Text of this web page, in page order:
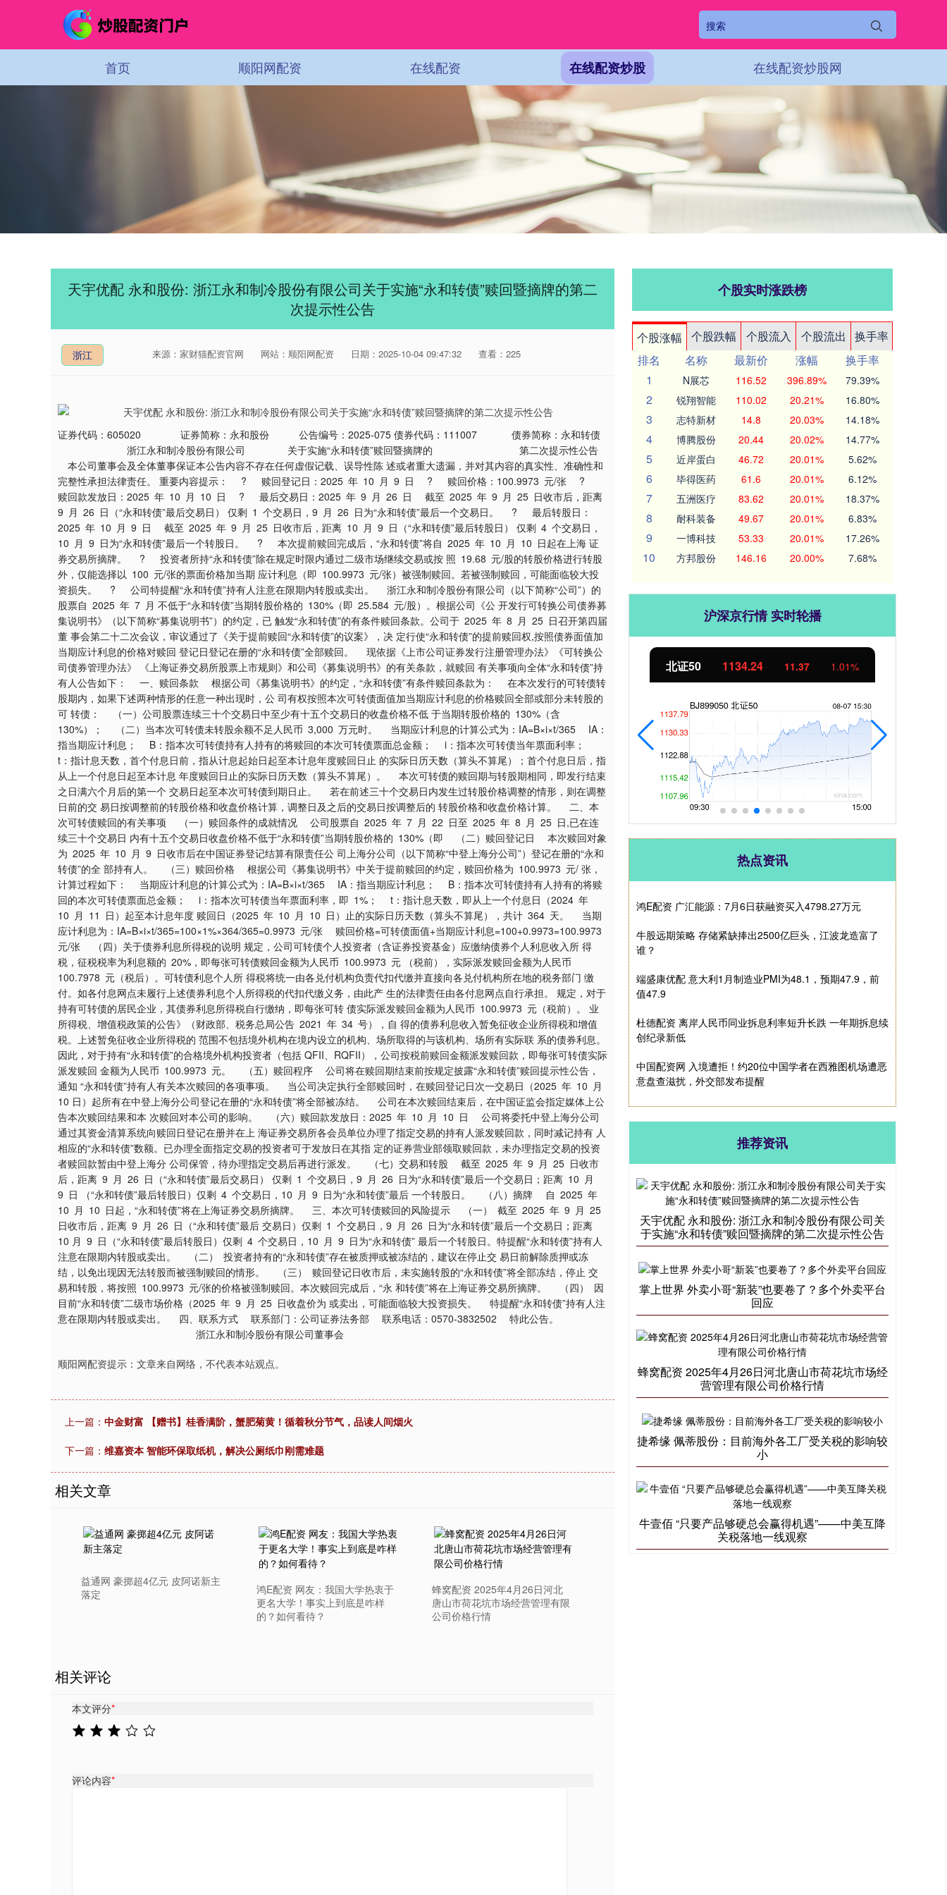
首页 顺阳网配资 在线配资 在线配资炒股 在线配资炒股网
天宇优配 永和股份: 浙江永和制冷股份有限公司关于实施“永和转债”赎回暨摘牌的第二
次提示性公告
浙江 来源：家财猫配资官网 网站：顺阳网配资 日期：2025-10-04 09:47:32 查看：225
证券代码：605020 证券简称：永和股份 公告编号：2025-075 债券代码：111007 债券简称：永和转债
浙江永和制冷股份有限公司 关于实施“永和转债”赎回暨摘牌的 第二次提示性公告
本公司董事会及全体董事保证本公告内容不存在任何虚假记载、误导性陈 述或者重大遗漏，并对其内容的真实性、准确性和
完整性承担法律责任。 重要内容提示： ? 赎回登记日：2025 年 10 月 9 日 ? 赎回价格：100.9973 元/张 ?
赎回款发放日：2025 年 10 月 10 日 ? 最后交易日：2025 年 9 月 26 日 截至 2025 年 9 月 25 日收市后，距离
9 月 26 日（“永和转债”最后交易日） 仅剩 1 个交易日，9 月 26 日为“永和转债”最后一个交易日。 ? 最后转股日：
2025 年 10 月 9 日 截至 2025 年 9 月 25 日收市后，距离 10 月 9 日（“永和转债”最后转股日） 仅剩 4 个交易日，
10 月 9 日为“永和转债”最后一个转股日。 ? 本次提前赎回完成后，“永和转债”将自 2025 年 10 月 10 日起在上海 证
券交易所摘牌。 ? 投资者所持“永和转债”除在规定时限内通过二级市场继续交易或按 照 19.68 元/股的转股价格进行转股
外，仅能选择以 100 元/张的票面价格加当期 应计利息（即 100.9973 元/张）被强制赎回。若被强制赎回，可能面临较大投
资损失。 ? 公司特提醒“永和转债”持有人注意在限期内转股或卖出。 浙江永和制冷股份有限公司（以下简称“公司”）的
股票自 2025 年 7 月 不低于“永和转债”当期转股价格的 130%（即 25.584 元/股）。根据公司《公 开发行可转换公司债券募
集说明书》（以下简称“募集说明书”）的约定，已 触发“永和转债”的有条件赎回条款。公司于 2025 年 8 月 25 日召开第四届
董 事会第二十二次会议，审议通过了《关于提前赎回“永和转债”的议案》，决 定行使“永和转债”的提前赎回权,按照债券面值加
当期应计利息的价格对赎回 登记日登记在册的“永和转债”全部赎回。 现依据《上市公司证券发行注册管理办法》《可转换公
司债券管理办法》 《上海证券交易所股票上市规则》和公司《募集说明书》的有关条款，就赎回 有关事项向全体“永和转债”持
有人公告如下： 一、赎回条款 根据公司《募集说明书》的约定，“永和转债”有条件赎回条款为： 在本次发行的可转债转
股期内，如果下述两种情形的任意一种出现时，公 司有权按照本次可转债面值加当期应计利息的价格赎回全部或部分未转股的
可 转债： （一）公司股票连续三十个交易日中至少有十五个交易日的收盘价格不低 于当期转股价格的 130%（含
130%）； （二）当本次可转债未转股余额不足人民币 3,000 万元时。 当期应计利息的计算公式为：IA=B×i×t/365 IA：
指当期应计利息； B：指本次可转债持有人持有的将赎回的本次可转债票面总金额； i：指本次可转债当年票面利率；
t：指计息天数，首个付息日前，指从计息起始日起至本计息年度赎回日止 的实际日历天数（算头不算尾）；首个付息日后，指
从上一个付息日起至本计息 年度赎回日止的实际日历天数（算头不算尾）。 本次可转债的赎回期与转股期相同，即发行结束
之日满六个月后的第一个 交易日起至本次可转债到期日止。 若在前述三十个交易日内发生过转股价格调整的情形，则在调整
日前的交 易日按调整前的转股价格和收盘价格计算，调整日及之后的交易日按调整后的 转股价格和收盘价格计算。 二、本
次可转债赎回的有关事项 （一）赎回条件的成就情况 公司股票自 2025 年 7 月 22 日至 2025 年 8 月 25 日,已在连
续三十个交易日 内有十五个交易日收盘价格不低于“永和转债”当期转股价格的 130%（即 （二）赎回登记日 本次赎回对象
为 2025 年 10 月 9 日收市后在中国证券登记结算有限责任公 司上海分公司（以下简称“中登上海分公司”）登记在册的“永和
转债”的全 部持有人。 （三）赎回价格 根据公司《募集说明书》中关于提前赎回的约定，赎回价格为 100.9973 元/ 张，
计算过程如下： 当期应计利息的计算公式为：IA=B×i×t/365 IA：指当期应计利息； B：指本次可转债持有人持有的将赎
回的本次可转债票面总金额； i：指本次可转债当年票面利率，即 1%； t：指计息天数，即从上一个付息日（2024 年
10 月 11 日）起至本计息年度 赎回日（2025 年 10 月 10 日）止的实际日历天数（算头不算尾），共计 364 天。 当期
应计利息为：IA=B×i×t/365=100×1%×364/365=0.9973 元/张 赎回价格=可转债面值+当期应计利息=100+0.9973=100.9973
元/张 （四）关于债券利息所得税的说明 规定，公司可转债个人投资者（含证券投资基金）应缴纳债券个人利息收入所 得
税，征税税率为利息额的 20%，即每张可转债赎回金额为人民币 100.9973 元 （税前），实际派发赎回金额为人民币
100.7978 元（税后）。可转债利息个人所 得税将统一由各兑付机构负责代扣代缴并直接向各兑付机构所在地的税务部门 缴
付。如各付息网点未履行上述债券利息个人所得税的代扣代缴义务，由此产 生的法律责任由各付息网点自行承担。 规定，对于
持有可转债的居民企业，其债券利息所得税自行缴纳，即每张可转 债实际派发赎回金额为人民币 100.9973 元（税前）。 业
所得税、增值税政策的公告》（财政部、税务总局公告 2021 年 34 号），自 得的债券利息收入暂免征收企业所得税和增值
税。上述暂免征收企业所得税的 范围不包括境外机构在境内设立的机构、场所取得的与该机构、场所有实际联 系的债券利息。
因此，对于持有“永和转债”的合格境外机构投资者（包括 QFII、RQFII），公司按税前赎回金额派发赎回款，即每张可转债实际
派发赎回 金额为人民币 100.9973 元。 （五）赎回程序 公司将在赎回期结束前按规定披露“永和转债”赎回提示性公告，
通知 “永和转债”持有人有关本次赎回的各项事项。 当公司决定执行全部赎回时，在赎回登记日次一交易日（2025 年 10 月
10 日）起所有在中登上海分公司登记在册的“永和转债”将全部被冻结。 公司在本次赎回结束后，在中国证监会指定媒体上公
告本次赎回结果和本 次赎回对本公司的影响。 （六）赎回款发放日：2025 年 10 月 10 日 公司将委托中登上海分公司
通过其资金清算系统向赎回日登记在册并在上 海证券交易所各会员单位办理了指定交易的持有人派发赎回款，同时减记持有 人
相应的“永和转债”数额。已办理全面指定交易的投资者可于发放日在其指 定的证券营业部领取赎回款，未办理指定交易的投资
者赎回款暂由中登上海分 公司保管，待办理指定交易后再进行派发。 （七）交易和转股 截至 2025 年 9 月 25 日收市
后，距离 9 月 26 日（“永和转债”最后交易日） 仅剩 1 个交易日，9 月 26 日为“永和转债”最后一个交易日；距离 10 月
9 日 （“永和转债”最后转股日）仅剩 4 个交易日，10 月 9 日为“永和转债”最后 一个转股日。 （八）摘牌 自 2025 年
10 月 10 日起，“永和转债”将在上海证券交易所摘牌。 三、本次可转债赎回的风险提示 （一） 截至 2025 年 9 月 25
日收市后，距离 9 月 26 日（“永和转债”最后 交易日）仅剩 1 个交易日，9 月 26 日为“永和转债”最后一个交易日；距离
10 月 9 日（“永和转债”最后转股日）仅剩 4 个交易日，10 月 9 日为“永和转债” 最后一个转股日。特提醒“永和转债”持有人
注意在限期内转股或卖出。 （二） 投资者持有的“永和转债”存在被质押或被冻结的，建议在停止交 易日前解除质押或冻
结，以免出现因无法转股而被强制赎回的情形。 （三） 赎回登记日收市后，未实施转股的“永和转债”将全部冻结，停止 交
易和转股，将按照 100.9973 元/张的价格被强制赎回。本次赎回完成后，“永 和转债”将在上海证券交易所摘牌。 （四） 因
目前“永和转债”二级市场价格（2025 年 9 月 25 日收盘价为 或卖出，可能面临较大投资损失。 特提醒“永和转债”持有人注
意在限期内转股或卖出。 四、联系方式 联系部门：公司证券法务部 联系电话：0570-3832502 特此公告。
浙江永和制冷股份有限公司董事会
顺阳网配资提示：文章来自网络，不代表本站观点。
上一篇： 中金财富 【赠书】桂香满阶，蟹肥菊黄！循着秋分节气，品读人间烟火
下一篇： 维嘉资本 智能环保取纸机，解决公厕纸巾刚需难题
相关文章
益通网 豪掷超4亿元 皮阿诺新主
落定
鸿E配资 网友：我国大学热衷于
更名大学！事实上到底是咋样
的？如何看待？
蜂窝配资 2025年4月26日河北
唐山市荷花坑市场经营管理有限
公司价格行情
相关评论
本文评分*
评论内容*
个股实时涨跌榜
个股涨幅 个股跌幅 个股流入 个股流出
换手率
排名
名称 最新价 涨幅
换手率
1
N展芯 116.52 396.89% 79.39%
2 锐翔智能 110.02 20.21% 16.80%
3 志特新材 14.8 20.03% 14.18%
4 博腾股份 20.44 20.02% 14.77%
5 近岸蛋白 46.72 20.01% 5.62%
6 毕得医药 61.6 20.01% 6.12%
7 五洲医疗 83.62 20.01% 18.37%
8 耐科装备 49.67 20.01% 6.83%
9 一博科技 53.33 20.01% 17.26%
10 方邦股份 146.16 20.00% 7.68%
沪深京行情 实时轮播
1.02% 深证成指 14311.01 200.89 1.42% 沪深300 4694.44 43.13 0.93% 北证50 1134.24 11.37 1.01%
热点资讯
鸿E配资 广汇能源：7月6日获融资买入4798.27万元
牛股远期策略 存储紧缺捧出2500亿巨头，江波龙造富了
谁？
端盛康优配 意大利1月制造业PMI为48.1，预期47.9，前
值47.9
杜德配资 离岸人民币同业拆息利率短升长跌 一年期拆息续
创纪录新低
中国配资网 入境遭拒！约20位中国学者在西雅图机场遭恶
意盘查滋扰，外交部发布提醒
推荐资讯
天宇优配 永和股份: 浙江永和制冷股份有限公司关
于实施“永和转债”赎回暨摘牌的第二次提示性公告
掌上世界 外卖小哥“新装”也要卷了？多个外卖平台
回应
蜂窝配资 2025年4月26日河北唐山市荷花坑市场经
营管理有限公司价格行情
捷希缘 佩蒂股份：目前海外各工厂受关税的影响较
小
牛壹佰 “只要产品够硬总会赢得机遇”——中美互降
关税落地一线观察